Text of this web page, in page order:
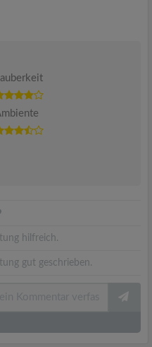
hilfreich.
gut geschrieben.